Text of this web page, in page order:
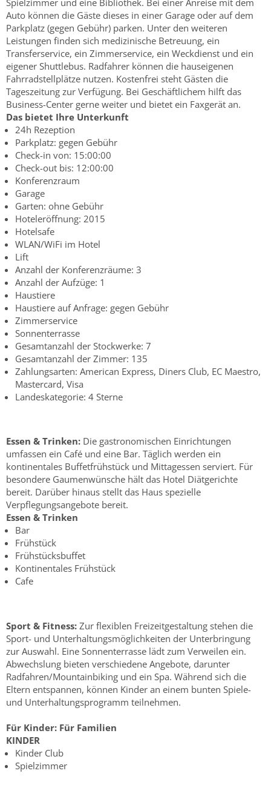
Auto können die Gäste dieses in einer Garage oder auf dem
Parkplatz (gegen Gebühr) parken. Unter den weiteren
Leistungen finden sich medizinische Betreuung, ein
Transferservice, ein Zimmerservice, ein Weckdienst und ein
eigener Shuttlebus. Radfahrer können die hauseigenen
Fahrradstellplätze nutzen. Kostenfrei steht Gästen die
Tageszeitung zur Verfügung. Bei Geschäftlichem hilft das
Business-Center gerne weiter und bietet ein Faxgerät an.
Das bietet Ihre Unterkunft
24h Rezeption
Parkplatz: gegen Gebühr
Check-in von: 15:00:00
Check-out bis: 12:00:00
Konferenzraum
Garage
Garten: ohne Gebühr
Hoteleröffnung: 2015
Hotelsafe
WLAN/WiFi im Hotel
Lift
Anzahl der Konferenzräume: 3
Anzahl der Aufzüge: 1
Haustiere
Haustiere auf Anfrage: gegen Gebühr
Zimmerservice
Sonnenterrasse
Gesamtanzahl der Stockwerke: 7
Gesamtanzahl der Zimmer: 135
Zahlungsarten: American Express, Diners Club, EC Maestro,
Mastercard, Visa
Landeskategorie: 4 Sterne
Essen & Trinken: Die gastronomischen Einrichtungen
umfassen ein Café und eine Bar. Täglich werden ein
kontinentales Buffetfrühstück und Mittagessen serviert. Für
besondere Gaumenwünsche hält das Hotel Diätgerichte
bereit. Darüber hinaus stellt das Haus spezielle
Verpflegungsangebote bereit.
Essen & Trinken
Bar
Frühstück
Frühstücksbuffet
Kontinentales Frühstück
Cafe
Sport & Fitness: Zur flexiblen Freizeitgestaltung stehen die
Sport- und Unterhaltungsmöglichkeiten der Unterbringung
zur Auswahl. Eine Sonnenterrasse lädt zum Verweilen ein.
Abwechslung bieten verschiedene Angebote, darunter
Radfahren/Mountainbiking und ein Spa. Während sich die
Eltern entspannen, können Kinder an einem bunten Spiele-
und Unterhaltungsprogramm teilnehmen.
Für Kinder: Für Familien
KINDER
Kinder Club
Spielzimmer